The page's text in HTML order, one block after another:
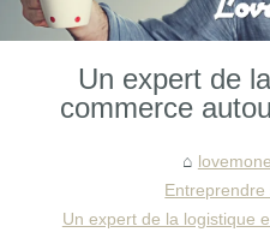
Un expert de
commerce
Entreprendre
Un expert de la logistique